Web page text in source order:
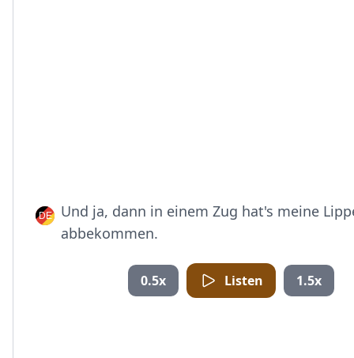
Und ja, dann in einem Zug hat's meine
abbekommen.
0.5x Listen 1.5x